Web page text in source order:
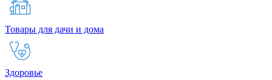
Товары для дачи и дома
Здоровье